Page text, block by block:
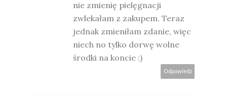
nie zmienię pielęgnacji
zwlekałam z zakupem. Teraz
jednak zmieniłam zdanie, więc
niech no tylko dorwę wolne
środki na koncie :)
Odpowiedz